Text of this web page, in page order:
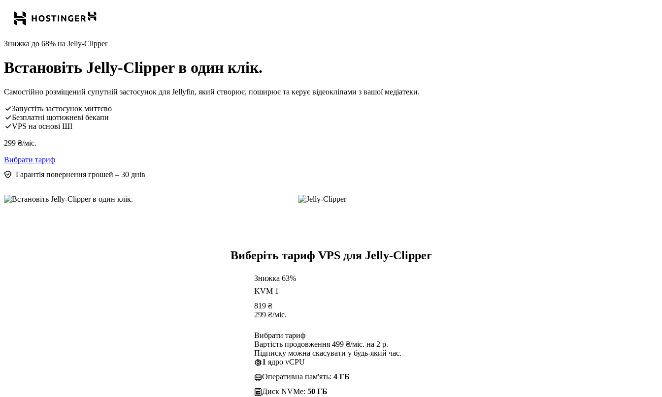
Знижка до 68% на Jelly-Clipper
Встановіть Jelly-Clipper в один клік.
Самостійно розміщений супутній застосунок для Jellyfin, який створює, поширює та керує відеокліпами з вашої медіатеки.
Запустіть застосунок миттєво
Безплатні щотижневі бекапи
VPS на основі ШІ
299 ₴/міс.
Вибрати тариф
Гарантія повернення грошей – 30 днів
Виберіть тариф VPS для Jelly-Clipper
Знижка 63%
KVM 1
819 ₴
299 ₴/міс.
Вибрати тариф
Вартість продовження 499 ₴/міс. на 2 р.
Підписку можна скасувати у будь-який час.
1 ядро vCPU
Оперативна пам'ять: 4 ГБ
Диск NVMe: 50 ГБ